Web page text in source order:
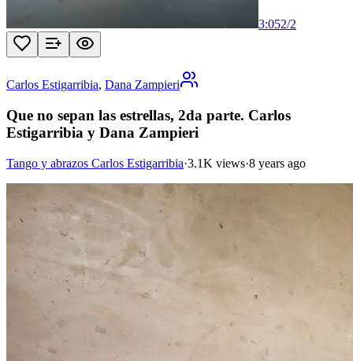
3:052/2
Carlos Estigarribia, Dana Zampieri
Que no sepan las estrellas, 2da parte. Carlos
Estigarribia y Dana Zampieri
Tango y abrazos Carlos Estigarribia·3.1K views·8 years ago